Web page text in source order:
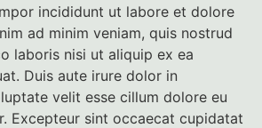
incididunt ut labore et dolore
ad minim veniam, quis nostrud
laboris nisi ut aliquip ex ea
Duis aute irure dolor in
velit esse cillum dolore eu
Excepteur sint occaecat cupidatat